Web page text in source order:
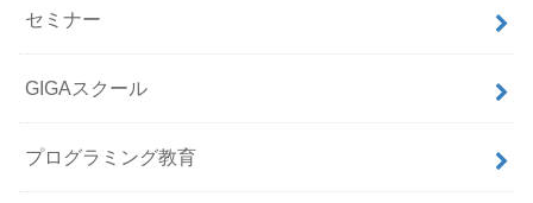
セミナー
GIGAスクール
プログラミング教育